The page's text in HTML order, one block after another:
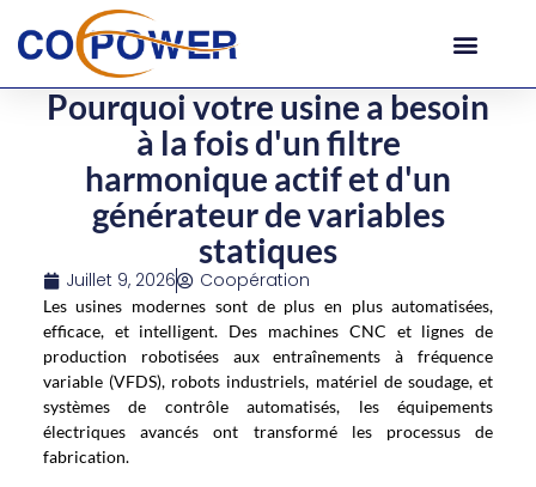
Pourquoi votre usine a besoin
à la fois d'un filtre
harmonique actif et d'un
générateur de variables
statiques
Juillet 9, 2026 Coopération
Les usines modernes sont de plus en plus automatisées,
efficace, et intelligent. Des machines CNC et lignes de
production robotisées aux entraînements à fréquence
variable (VFDS), robots industriels, matériel de soudage, et
systèmes de contrôle automatisés, les équipements
électriques avancés ont transformé les processus de
fabrication.